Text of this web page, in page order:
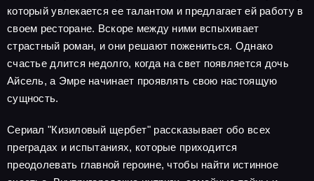
который увлекается ее талантом и предлагает ей работу в
своем ресторане. Вскоре между ними вспыхивает
страстный роман, и они решают пожениться. Однако
счастье длится недолго, когда на свет появляется дочь
Айсель, а Эмре начинает проявлять свою настоящую
сущность.
Сериал "Кизиловый щербет" рассказывает обо всех
преградах и испытаниях, которые приходится
преодолевать главной героине, чтобы найти истинное